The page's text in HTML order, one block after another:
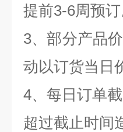
提前3-6周预订
3、部分产品
动以订货当日
4、每日订单
超过截止时间